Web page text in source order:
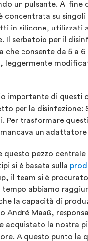
un pulsante. Al fine
concentrata su
in silicone, utilizzati
Il serbatoio per il
consente da 5 a 6
leggermente
importante di questi
per la disinfezione:
Per trasformare
un adattatore
questo pezzo
si è basata sulla
il team si è
tempo abbiamo
la capacità di
André Maaß,
acquistato la nostra
A questo punto la